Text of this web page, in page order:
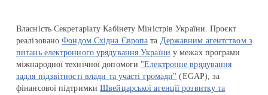
Власність Секретаріату Кабінету Міністрів України. Проєкт
реалізованоФондом Східна Європа та Державним агентством з
питань електронного урядування України у межах програми
міжнародної технічної допомоги "Електронне врядування
задля підзвітності влади та участі громади" (EGAP), за
фінансової підтримкиШвейцарської агенції розвитку та